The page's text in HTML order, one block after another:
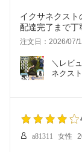
イクサネクスト
注文日：2026/07/
＼レビ
ネクス
a81311 女性